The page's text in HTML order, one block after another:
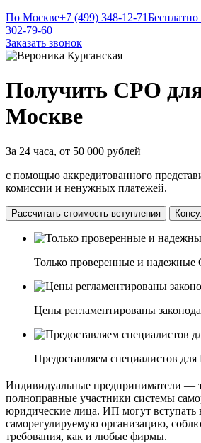
По Москве+7 (499) 348-12-71
302-79-60
Заказать звонок
Получить СРО
Москве
За 24 часа, от 50 000 рублей
с помощью аккредитованного
комиссии и ненужных платежей.
Рассчитать стоимость вступления
Только проверенные и
Цены регламентированы
Предоставляем специалистов
Индивидуальные предприниматели —
полноправные участники системы
юридические лица. ИП могут вступать
саморегулируемую организацию,
требования, как и любые фирмы.